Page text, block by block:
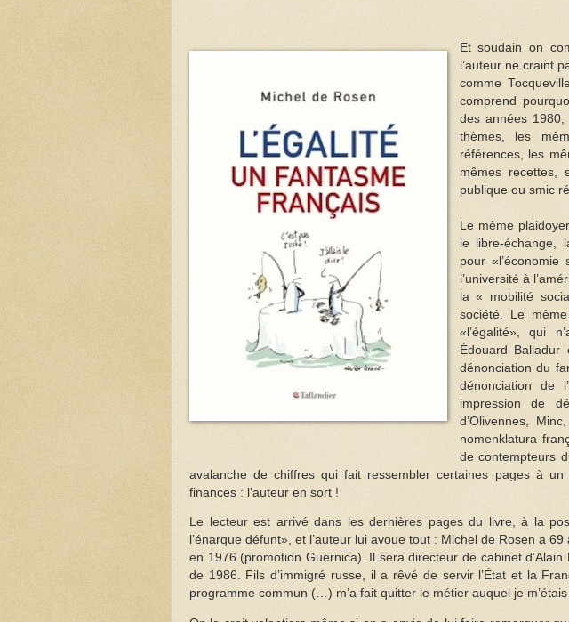
Et soudain on
l’auteur ne craint
comme
comprend
des années
thèmes, les
références, les
mêmes recettes,
publique ou smic
Le même
le libre-échange,
pour
l’université à
la « mobilité
société. Le
«l’égalité», qui
Édouard
dénonciation du
dénonciation de
impression de
d’Olivennes,
nomenklatura
de contempteurs
avalanche de chiffres qui fait ressembler certaines pages à un
finances : l’auteur en sort !
Le lecteur est arrivé dans les dernières pages du livre, à la
l’énarque défunt», et l’auteur lui avoue tout : Michel de Rosen a
en 1976 (promotion Guernica). Il sera directeur de cabinet
de 1986. Fils d’immigré russe, il a rêvé de servir l’État et la
programme commun (…) m’a fait quitter le métier auquel je